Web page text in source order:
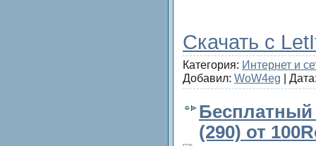
Скачать с
Категория: Интернет и
Добавил: WoW4eg |
Бесплатный
(290) от